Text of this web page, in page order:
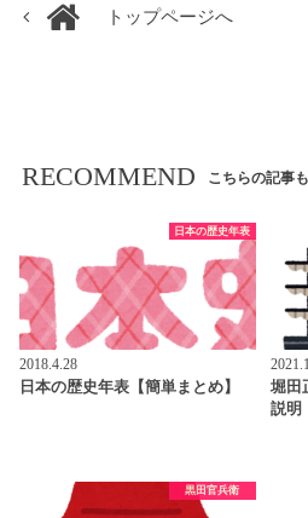
トップページへ
RECOMMEND こちらの記事
日本の歴史年表
2018.4.28
日本の歴史年表【簡単まとめ】
堀田
説明
黒田官兵衛